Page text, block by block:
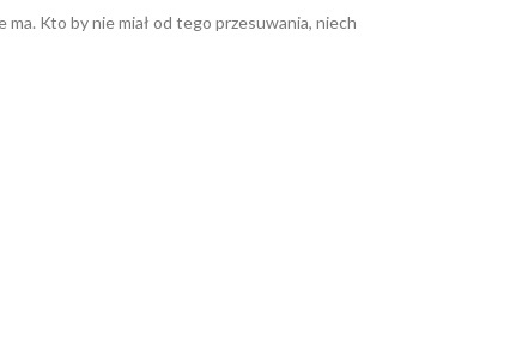
Kto by nie miał od tego przesuwania, niech